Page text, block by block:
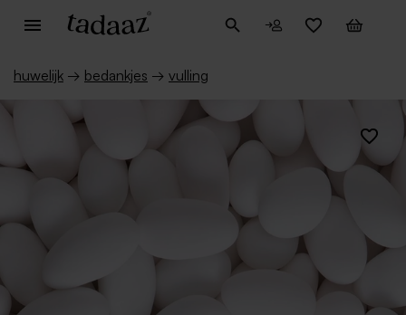
huwelijk → bedankjes → vulling